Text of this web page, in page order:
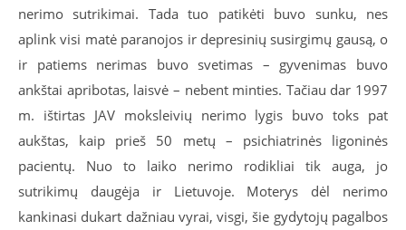
nerimo sutrikimai. Tada tuo patikėti buvo sunku, nes
aplink visi matė paranojos ir depresinių susirgimų gausą, o
ir patiems nerimas buvo svetimas – gyvenimas buvo
ankštai apribotas, laisvė – nebent minties. Tačiau dar 1997
m. ištirtas JAV moksleivių nerimo lygis buvo toks pat
aukštas, kaip prieš 50 metų – psichiatrinės ligoninės
pacientų. Nuo to laiko nerimo rodikliai tik auga, jo
sutrikimų daugėja ir Lietuvoje. Moterys dėl nerimo
kankinasi dukart dažniau vyrai, visgi, šie gydytojų pagalbos